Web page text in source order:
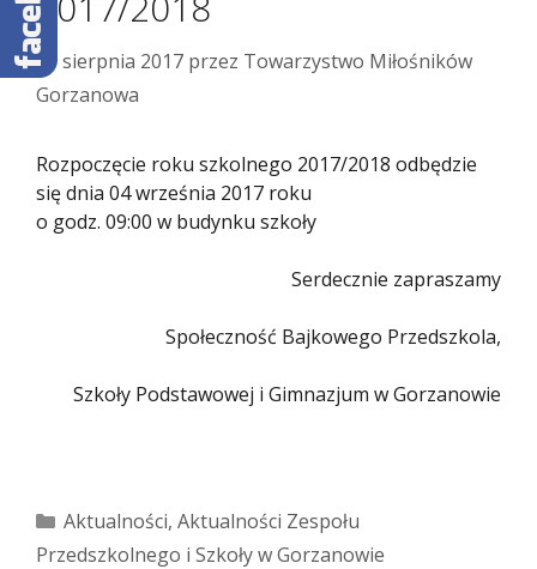
31 sierpnia 2017 przez Towarzystwo Miłośników
Gorzanowa
Rozpoczęcie roku szkolnego 2017/2018 odbędzie
się dnia 04 września 2017 roku
o godz. 09:00 w budynku szkoły
Serdecznie zapraszamy
Społeczność Bajkowego Przedszkola,
Szkoły Podstawowej i Gimnazjum w Gorzanowie
Kategorie
Aktualności, Aktualności Zespołu
Przedszkolnego i Szkoły w Gorzanowie